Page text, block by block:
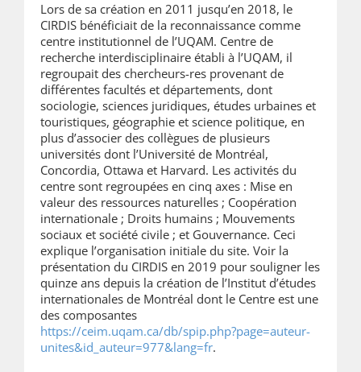
Lors de sa création en 2011 jusqu’en 2018, le
CIRDIS bénéficiait de la reconnaissance comme
centre institutionnel de l’UQAM. Centre de
recherche interdisciplinaire établi à l’UQAM, il
regroupait des chercheurs-res provenant de
différentes facultés et départements, dont
sociologie, sciences juridiques, études urbaines et
touristiques, géographie et science politique, en
plus d’associer des collègues de plusieurs
universités dont l’Université de Montréal,
Concordia, Ottawa et Harvard. Les activités du
centre sont regroupées en cinq axes : Mise en
valeur des ressources naturelles ; Coopération
internationale ; Droits humains ; Mouvements
sociaux et société civile ; et Gouvernance. Ceci
explique l’organisation initiale du site. Voir la
présentation du CIRDIS en 2019 pour souligner les
quinze ans depuis la création de l’Institut d’études
internationales de Montréal dont le Centre est une
des composantes
https://ceim.uqam.ca/db/spip.php?page=auteur-
unites&id_auteur=977&lang=fr.